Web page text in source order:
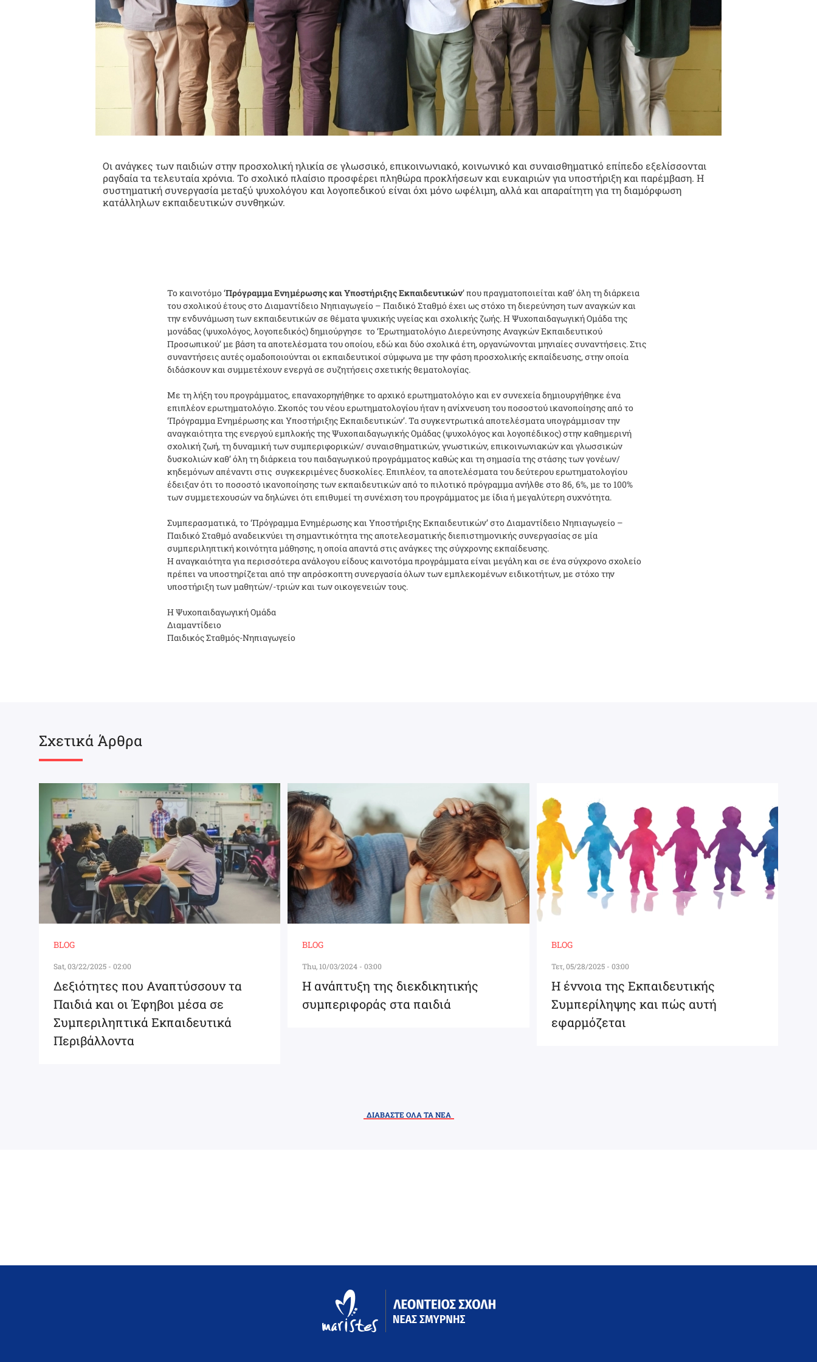
Οι ανάγκες των παιδιών στην προσχολική ηλικία σε γλωσσικό, επικοινωνιακό, κοινωνικό και συναισθηματικό επίπεδο εξελίσσονται
ραγδαία τα τελευταία χρόνια. Το σχολικό πλαίσιο προσφέρει πληθώρα προκλήσεων και ευκαιριών για υποστήριξη και παρέμβαση. Η
συστηματική συνεργασία μεταξύ ψυχολόγου και λογοπεδικού είναι όχι μόνο ωφέλιμη, αλλά και απαραίτητη για τη διαμόρφωση
κατάλληλων εκπαιδευτικών συνθηκών.
Το καινοτόμο ‘Πρόγραμμα Ενημέρωσης και Υποστήριξης Εκπαιδευτικών’ που πραγματοποιείται καθ’ όλη τη διάρκεια
του σχολικού έτους στο Διαμαντίδειο Νηπιαγωγείο – Παιδικό Σταθμό έχει ως στόχο τη διερεύνηση των αναγκών και
την ενδυνάμωση των εκπαιδευτικών σε θέματα ψυχικής υγείας και σχολικής ζωής. Η Ψυχοπαιδαγωγική Ομάδα της
μονάδας (ψυχολόγος, λογοπεδικός) δημιούργησε το ‘Ερωτηματολόγιο Διερεύνησης Αναγκών Εκπαιδευτικού
Προσωπικού’ με βάση τα αποτελέσματα του οποίου, εδώ και δύο σχολικά έτη, οργανώνονται μηνιαίες συναντήσεις. Στις
συναντήσεις αυτές ομαδοποιούνται οι εκπαιδευτικοί σύμφωνα με την φάση προσχολικής εκπαίδευσης, στην οποία
διδάσκουν και συμμετέχουν ενεργά σε συζητήσεις σχετικής θεματολογίας.
Με τη λήξη του προγράμματος, επαναχορηγήθηκε το αρχικό ερωτηματολόγιο και εν συνεχεία δημιουργήθηκε ένα
επιπλέον ερωτηματολόγιο. Σκοπός του νέου ερωτηματολογίου ήταν η ανίχνευση του ποσοστού ικανοποίησης από το
‘Πρόγραμμα Ενημέρωσης και Υποστήριξης Εκπαιδευτικών’. Τα συγκεντρωτικά αποτελέσματα υπογράμμισαν την
αναγκαιότητα της ενεργού εμπλοκής της Ψυχοπαιδαγωγικής Ομάδας (ψυχολόγος και λογοπέδικος) στην καθημερινή
σχολική ζωή, τη δυναμική των συμπεριφορικών/ συναισθηματικών, γνωστικών, επικοινωνιακών και γλωσσικών
δυσκολιών καθ’ όλη τη διάρκεια του παιδαγωγικού προγράμματος καθώς και τη σημασία της στάσης των γονέων/
κηδεμόνων απέναντι στις συγκεκριμένες δυσκολίες. Επιπλέον, τα αποτελέσματα του δεύτερου ερωτηματολογίου
έδειξαν ότι το ποσοστό ικανοποίησης των εκπαιδευτικών από το πιλοτικό πρόγραμμα ανήλθε στο 86, 6%, με το 100%
των συμμετεχουσών να δηλώνει ότι επιθυμεί τη συνέχιση του προγράμματος με ίδια ή μεγαλύτερη συχνότητα.
Συμπερασματικά, το ‘Πρόγραμμα Ενημέρωσης και Υποστήριξης Εκπαιδευτικών’ στο Διαμαντίδειο Νηπιαγωγείο –
Παιδικό Σταθμό αναδεικνύει τη σημαντικότητα της αποτελεσματικής διεπιστημονικής συνεργασίας σε μία
συμπεριληπτική κοινότητα μάθησης, η οποία απαντά στις ανάγκες της σύγχρονης εκπαίδευσης.
Η αναγκαιότητα για περισσότερα ανάλογου είδους καινοτόμα προγράμματα είναι μεγάλη και σε ένα σύγχρονο σχολείο
πρέπει να υποστηρίζεται από την απρόσκοπτη συνεργασία όλων των εμπλεκομένων ειδικοτήτων, με στόχο την
υποστήριξη των μαθητών/-τριών και των οικογενειών τους.
Η Ψυχοπαιδαγωγική Ομάδα
Διαμαντίδειο
Παιδικός Σταθμός-Νηπιαγωγείο
Σχετικά Άρθρα
BLOG
Sat, 03/22/2025 - 02:00
Δεξιότητες που Αναπτύσσουν τα
Παιδιά και οι Έφηβοι μέσα σε
Συμπεριληπτικά Εκπαιδευτικά
Περιβάλλοντα
BLOG
Thu, 10/03/2024 - 03:00
Η ανάπτυξη της διεκδικητικής
συμπεριφοράς στα παιδιά
BLOG
Τετ, 05/28/2025 - 03:00
Η έννοια της Εκπαιδευτικής
Συμπερίληψης και πώς αυτή
εφαρμόζεται
ΔΙΑΒΑΣΤΕ ΟΛΑ ΤΑ ΝΕΑ